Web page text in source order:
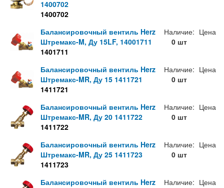
1400702
1400702
Балансировочный вентиль Herz
Штремакс-M, Ду 15LF, 14001711
1401711
Наличие:
0 шт
Цена
Балансировочный вентиль Herz
Штремакс-MR, Ду 15 1411721
1411721
Наличие:
0 шт
Цена
Балансировочный вентиль Herz
Штремакс-MR, Ду 20 1411722
1411722
Наличие:
0 шт
Цена
Балансировочный вентиль Herz
Штремакс-MR, Ду 25 1411723
1411723
Наличие:
0 шт
Цена
Балансировочный вентиль Herz
Наличие: Цена